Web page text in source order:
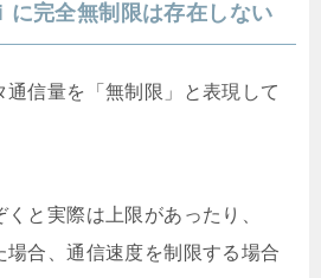
に完全無制限は存在しない
通信量を「無制限」と表現して
と実際は上限があったり、
場合、通信速度を制限する場合